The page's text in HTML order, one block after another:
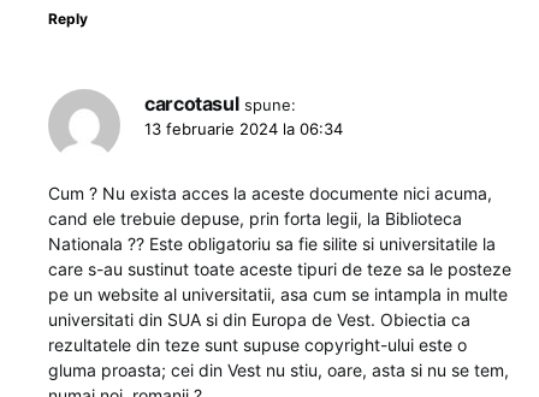
Reply
carcotasul spune:
13 februarie 2024 la 06:34
Cum ? Nu exista acces la aceste documente nici acuma,
cand ele trebuie depuse, prin forta legii, la Biblioteca
Nationala ?? Este obligatoriu sa fie silite si universitatile la
care s-au sustinut toate aceste tipuri de teze sa le posteze
pe un website al universitatii, asa cum se intampla in multe
universitati din SUA si din Europa de Vest. Obiectia ca
rezultatele din teze sunt supuse copyright-ului este o
gluma proasta; cei din Vest nu stiu, oare, asta si nu se tem,